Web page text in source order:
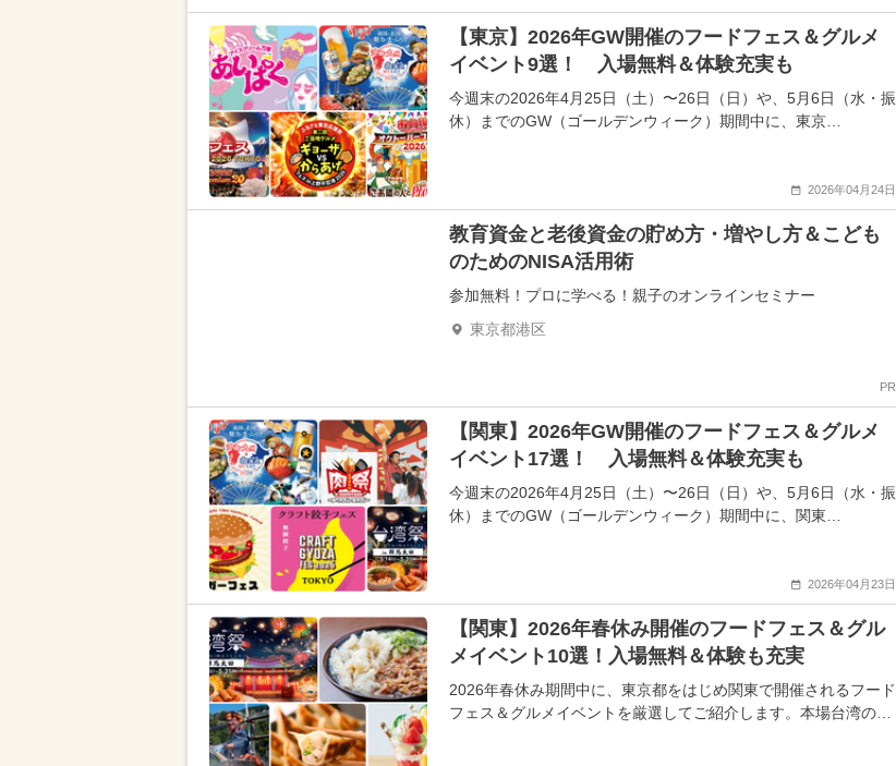
【東京】2026年GW開催のフードフェス＆グルメ
イベント9選！ 入場無料＆体験充実も
今週末の2026年4月25日（土）〜26日（日）や、5月6日（水・振
休）までのGW（ゴールデンウィーク）期間中に、東京…
2026年04月24日
教育資金と老後資金の貯め方・増やし方＆こども
のためのNISA活用術
参加無料！プロに学べる！親子のオンラインセミナー
東京都港区
PR
【関東】2026年GW開催のフードフェス＆グルメ
イベント17選！ 入場無料＆体験充実も
今週末の2026年4月25日（土）〜26日（日）や、5月6日（水・振
休）までのGW（ゴールデンウィーク）期間中に、関東…
2026年04月23日
【関東】2026年春休み開催のフードフェス＆グル
メイベント10選！入場無料＆体験も充実
2026年春休み期間中に、東京都をはじめ関東で開催されるフード
フェス＆グルメイベントを厳選してご紹介します。本場台湾の…